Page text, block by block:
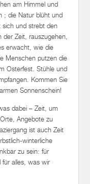
am Himmel und
; die Natur blüht und
sich und strebt den
Zeit, rauszugehen,
erwacht, wie die
Menschen putzen die
Osterfest. Stühle und
Kommen Sie
Sonnenschein!
dabei – Zeit, um
Angebote zu
ist auch Zeit
winterliche
zu sein: für
alles, was wir